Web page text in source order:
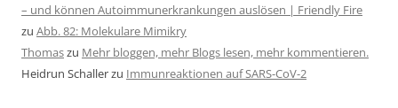
– und können Autoimmunerkrankungen auslösen | Friendly Fire
zu Abb. 82: Molekulare Mimikry
Thomaszu Mehr bloggen, mehr Blogs lesen, mehr kommentieren.
Heidrun Schallerzu Immunreaktionen auf SARS-CoV-2